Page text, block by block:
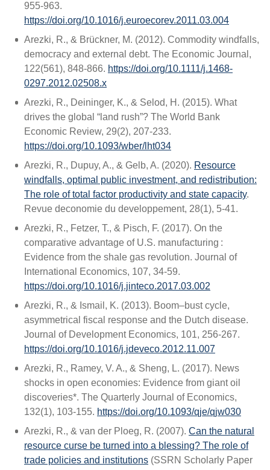
955‑963.
https://doi.org/10.1016/j.euroecorev.2011.03.004
Arezki, R., & Brückner, M. (2012). Commodity windfalls,
democracy and external debt. The Economic Journal,
122(561), 848‑866. https://doi.org/10.1111/j.1468-
0297.2012.02508.x
Arezki, R., Deininger, K., & Selod, H. (2015). What
drives the global “land rush”? The World Bank
Economic Review, 29(2), 207‑233.
https://doi.org/10.1093/wber/lht034
Arezki, R., Dupuy, A., & Gelb, A. (2020). Resource
windfalls, optimal public investment, and redistribution:
The role of total factor productivity and state capacity.
Revue deconomie du developpement, 28(1), 5‑41.
Arezki, R., Fetzer, T., & Pisch, F. (2017). On the
comparative advantage of U.S. manufacturing :
Evidence from the shale gas revolution. Journal of
International Economics, 107, 34‑59.
https://doi.org/10.1016/j.jinteco.2017.03.002
Arezki, R., & Ismail, K. (2013). Boom–bust cycle,
asymmetrical fiscal response and the Dutch disease.
Journal of Development Economics, 101, 256‑267.
https://doi.org/10.1016/j.jdeveco.2012.11.007
Arezki, R., Ramey, V. A., & Sheng, L. (2017). News
shocks in open economies: Evidence from giant oil
discoveries*. The Quarterly Journal of Economics,
132(1), 103‑155. https://doi.org/10.1093/qje/qjw030
Arezki, R., & van der Ploeg, R. (2007). Can the natural
resource curse be turned into a blessing? The role of
trade policies and institutions (SSRN Scholarly Paper